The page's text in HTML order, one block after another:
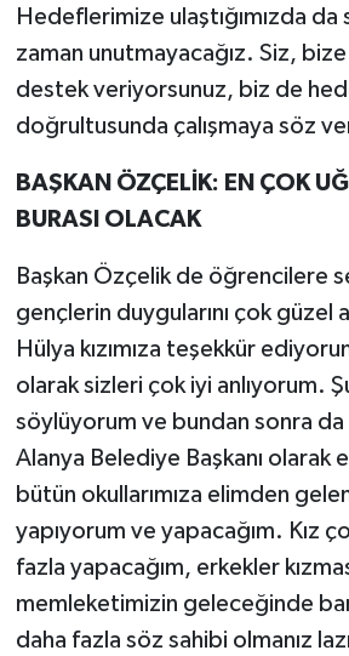
Hedeflerimize ulaştığımızda da
zaman unutmayacağız. Siz,
destek veriyorsunuz, biz de
doğrultusunda çalışmaya söz
BAŞKAN ÖZÇELİK: EN ÇOK
BURASI OLACAK
Başkan Özçelik de öğrencilere
gençlerin duygularını çok güzel
Hülya kızımıza teşekkür
olarak sizleri çok iyi anlıyorum.
söylüyorum ve bundan sonra
Alanya Belediye Başkanı olarak
bütün okullarımıza elimden
yapıyorum ve yapacağım. Kız
fazla yapacağım, erkekler
memleketimizin geleceğinde
daha fazla söz sahibi olmanız